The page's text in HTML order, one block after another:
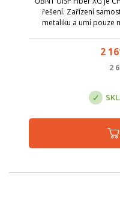
řešení. Zařízení
metaliku a umí pouze
2
2